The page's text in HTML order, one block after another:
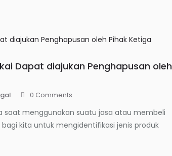
Dapat diajukan Penghapusan oleh
0 Comments
saat menggunakan suatu jasa atau membeli
kita untuk mengidentifikasi jenis produk